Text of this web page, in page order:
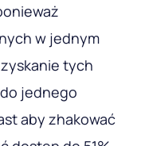
w jednym
tych
jednego
aby zhakować